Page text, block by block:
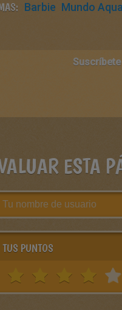
Barbie Mundo
Suscríbete
ESTA
TUS PUNTOS